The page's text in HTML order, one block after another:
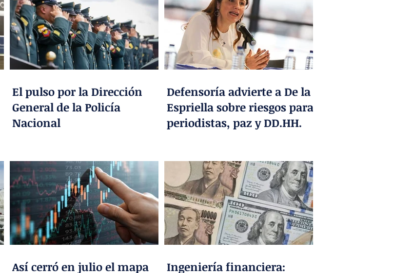
El pulso por la Dirección
General de la Policía
Nacional
Defensoría advierte a De la
Espriella sobre riesgos para
periodistas, paz y DD.HH.
Así cerró en julio el mapa Ingeniería financiera: